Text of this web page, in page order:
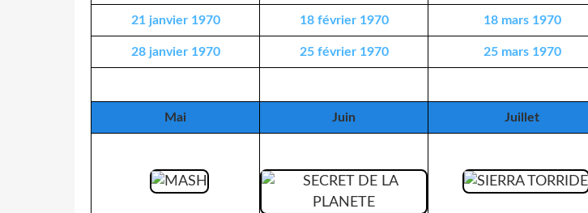
21 janvier 1970 18 février 1970 18 mars 1970
28 janvier 1970 25 février 1970 25 mars 1970
Mai Juin Juillet